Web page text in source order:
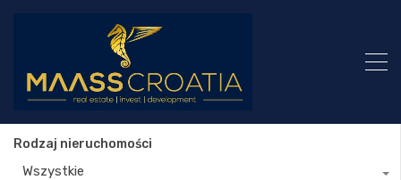
Rodzaj nieruchomości
Wszystkie